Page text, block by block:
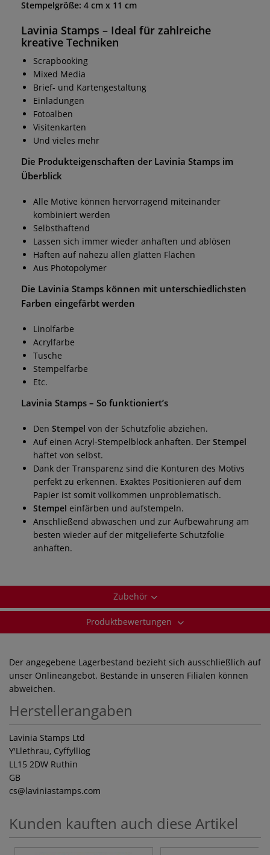
Stempelgröße: 4 cm x 11 cm
Lavinia Stamps – Ideal für zahlreiche
kreative Techniken
Scrapbooking
Mixed Media
Brief- und Kartengestaltung
Einladungen
Fotoalben
Visitenkarten
Und vieles mehr
Die Produkteigenschaften der Lavinia Stamps im
Überblick
Alle Motive können hervorragend miteinander
kombiniert werden
Selbsthaftend
Lassen sich immer wieder anhaften und ablösen
Haften auf nahezu allen glatten Flächen
Aus Photopolymer
Die Lavinia Stamps können mit unterschiedlichsten
Farben eingefärbt werden
Linolfarbe
Acrylfarbe
Tusche
Stempelfarbe
Etc.
Lavinia Stamps – So funktioniert’s
Den Stempel von der Schutzfolie abziehen.
Auf einen Acryl-Stempelblock anhaften. Der Stempel
haftet von selbst.
Dank der Transparenz sind die Konturen des Motivs
perfekt zu erkennen. Exaktes Positionieren auf dem
Papier ist somit vollkommen unproblematisch.
Stempel einfärben und aufstempeln.
Anschließend abwaschen und zur Aufbewahrung am
besten wieder auf der mitgelieferte Schutzfolie
anhaften.
Zubehör
Produktbewertungen
Der angegebene Lagerbestand bezieht sich ausschließlich auf
unser Onlineangebot. Bestände in unseren Filialen können
abweichen.
Herstellerangaben
Lavinia Stamps Ltd
Y'Llethrau, Cyffylliog
LL15 2DW Ruthin
GB
cs@laviniastamps.com
Kunden kauften auch diese Artikel